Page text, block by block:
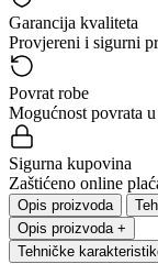
Garancija kvaliteta
Provjereni i sigurni
Povrat robe
Mogućnost povrata
Sigurna kupovina
Zaštićeno online
Opis proizvoda
Opis proizvoda +
Tehničke